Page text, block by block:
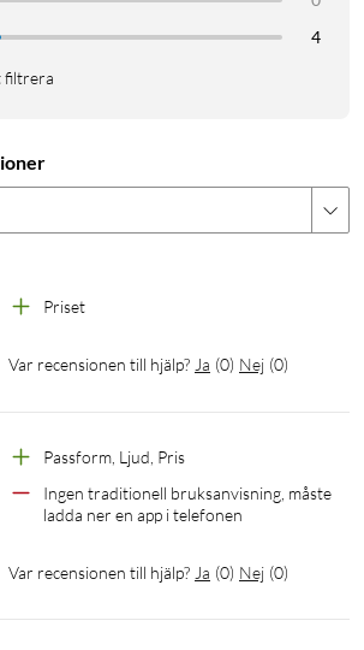
4
filtrera
Priset
Var recensionen till hjälp? Ja (0) Nej (0)
Passform, Ljud, Pris
Ingen traditionell bruksanvisning, måste
ladda ner en app i telefonen
Var recensionen till hjälp? Ja (0) Nej (0)